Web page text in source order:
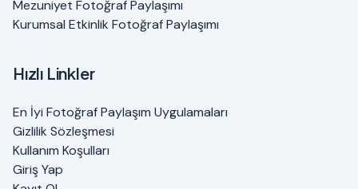
Mezuniyet Fotoğraf Paylaşımı
Kurumsal Etkinlik Fotoğraf Paylaşımı
Hızlı Linkler
En İyi Fotoğraf Paylaşım Uygulamaları
Gizlilik Sözleşmesi
Kullanım Koşulları
Giriş Yap